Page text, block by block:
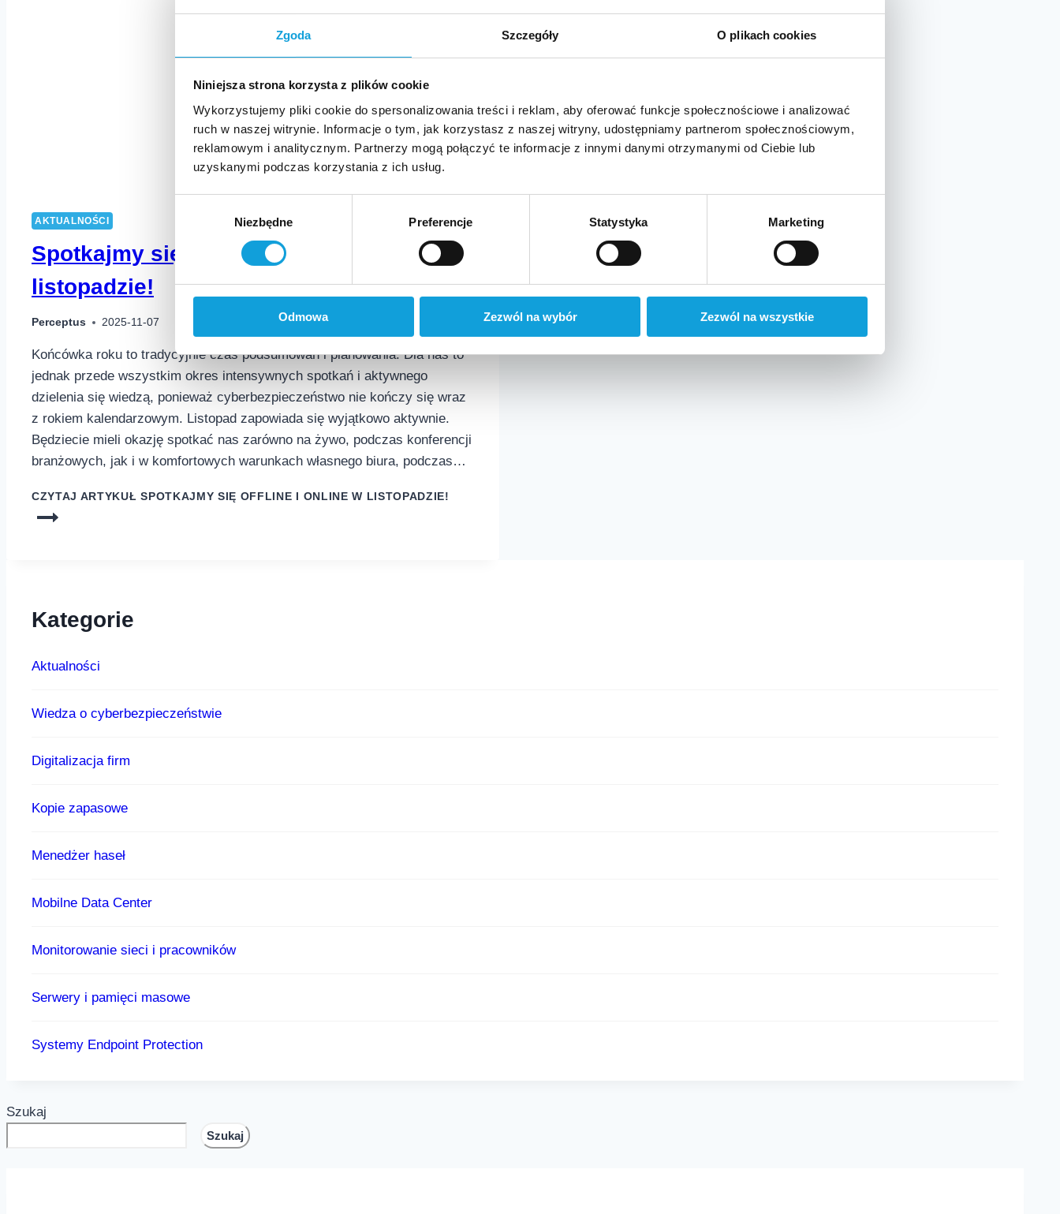
Zgoda Szczegóły O plikach cookies
Niniejsza strona korzysta z plików cookie
Wykorzystujemy pliki cookie do spersonalizowania treści i reklam, aby oferować funkcje społecznościowe i analizować
ruch w naszej witrynie. Informacje o tym, jak korzystasz z naszej witryny, udostępniamy partnerom społecznościowym,
reklamowym i analitycznym. Partnerzy mogą połączyć te informacje z innymi danymi otrzymanymi od Ciebie lub
uzyskanymi podczas korzystania z ich usług.
Niezbędne Preferencje Statystyka Marketing
Odmowa Zezwól na wybór Zezwól na wszystkie
AKTUALNOŚCI
Spotkajmy się offline i online w
listopadzie!
Perceptus 2025-11-07
Końcówka roku to tradycyjnie czas podsumowań i planowania. Dla nas to
jednak przede wszystkim okres intensywnych spotkań i aktywnego
dzielenia się wiedzą, ponieważ cyberbezpieczeństwo nie kończy się wraz
z rokiem kalendarzowym. Listopad zapowiada się wyjątkowo aktywnie.
Będziecie mieli okazję spotkać nas zarówno na żywo, podczas konferencji
branżowych, jak i w komfortowych warunkach własnego biura, podczas…
CZYTAJ ARTYKUŁ SPOTKAJMY SIĘ OFFLINE I ONLINE W LISTOPADZIE!
Kategorie
Aktualności
Wiedza o cyberbezpieczeństwie
Digitalizacja firm
Kopie zapasowe
Menedżer haseł
Mobilne Data Center
Monitorowanie sieci i pracowników
Serwery i pamięci masowe
Systemy Endpoint Protection
Szukaj
Szukaj